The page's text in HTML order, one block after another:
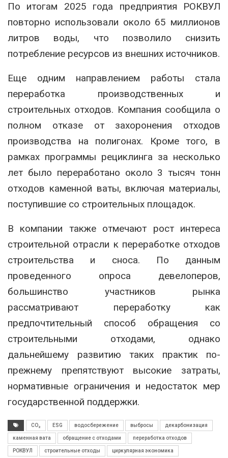
По итогам 2025 года предприятия РОКВУЛ
повторно использовали около 65 миллионов
литров воды, что позволило снизить
потребление ресурсов из внешних источников.
Еще одним направлением работы стала
переработка производственных и
строительных отходов. Компания сообщила о
полном отказе от захоронения отходов
производства на полигонах. Кроме того, в
рамках программы рециклинга за несколько
лет было переработано около 3 тысяч тонн
отходов каменной ваты, включая материалы,
поступившие со строительных площадок.
В компании также отмечают рост интереса
строительной отрасли к переработке отходов
строительства и сноса. По данным
проведенного опроса девелоперов,
большинство участников рынка
рассматривают переработку как
предпочтительный способ обращения со
строительными отходами, однако
дальнейшему развитию таких практик по-
прежнему препятствуют высокие затраты,
нормативные ограничения и недостаток мер
государственной поддержки.
CO₂ ESG водосбережение выбросы декарбонизация
каменная вата обращение с отходами переработка отходов
РОКВУЛ строительные отходы циркулярная экономика